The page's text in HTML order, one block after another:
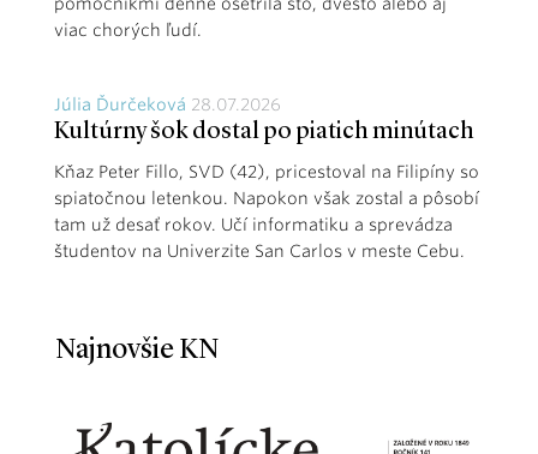
viac chorých ľudí.
Júlia Ďurčeková 28.07.2026
Kultúrny šok dostal po piatich minútach
Kňaz Peter Fillo, SVD (42), pricestoval na Filipíny so
spiatočnou letenkou. Napokon však zostal a pôsobí
tam už desať rokov. Učí informatiku a sprevádza
študentov na Univerzite San Carlos v meste Cebu.
Najnovšie KN